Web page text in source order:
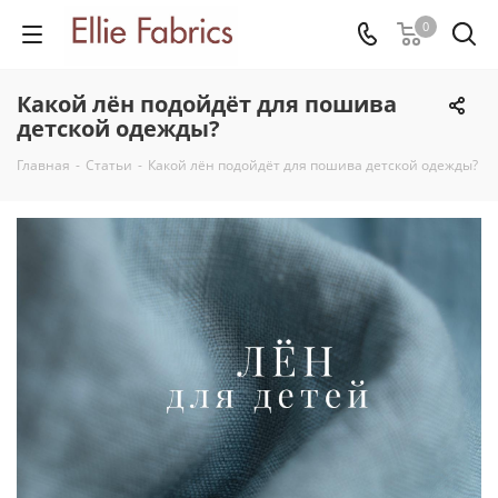
0
Какой лён подойдёт для пошива
детской одежды?
Главная - Статьи - Какой лён подойдёт для пошива детской одежды?